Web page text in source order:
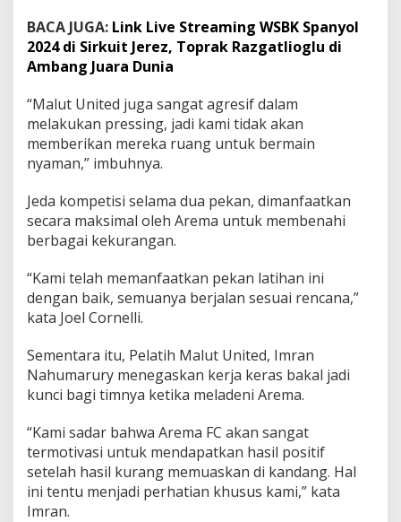
BACA JUGA: Link Live Streaming WSBK Spanyol
2024 di Sirkuit Jerez, Toprak Razgatlioglu di
Ambang Juara Dunia
“Malut United juga sangat agresif dalam
melakukan pressing, jadi kami tidak akan
memberikan mereka ruang untuk bermain
nyaman,” imbuhnya.
Jeda kompetisi selama dua pekan, dimanfaatkan
secara maksimal oleh Arema untuk membenahi
berbagai kekurangan.
“Kami telah memanfaatkan pekan latihan ini
dengan baik, semuanya berjalan sesuai rencana,”
kata Joel Cornelli.
Sementara itu, Pelatih Malut United, Imran
Nahumarury menegaskan kerja keras bakal jadi
kunci bagi timnya ketika meladeni Arema.
“Kami sadar bahwa Arema FC akan sangat
termotivasi untuk mendapatkan hasil positif
setelah hasil kurang memuaskan di kandang. Hal
ini tentu menjadi perhatian khusus kami,” kata
Imran.